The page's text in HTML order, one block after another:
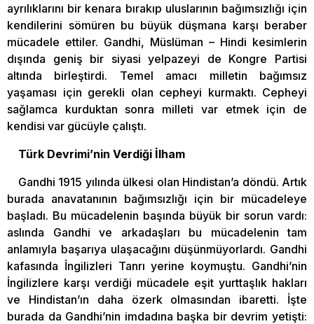
ayrılıklarını bir kenara bırakıp uluslarının bağımsızlığı için
kendilerini sömüren bu büyük düşmana karşı beraber
mücadele ettiler. Gandhi, Müslüman – Hindi kesimlerin
dışında geniş bir siyasi yelpazeyi de Kongre Partisi
altında birleştirdi. Temel amacı milletin bağımsız
yaşaması için gerekli olan cepheyi kurmaktı. Cepheyi
sağlamca kurduktan sonra milleti var etmek için de
kendisi var gücüyle çalıştı.
Türk Devrimi’nin Verdiği İlham
Gandhi 1915 yılında ülkesi olan Hindistan’a döndü. Artık
burada anavatanının bağımsızlığı için bir mücadeleye
başladı. Bu mücadelenin başında büyük bir sorun vardı:
aslında Gandhi ve arkadaşları bu mücadelenin tam
anlamıyla başarıya ulaşacağını düşünmüyorlardı. Gandhi
kafasında İngilizleri Tanrı yerine koymuştu. Gandhi’nin
İngilizlere karşı verdiği mücadele eşit yurttaşlık hakları
ve Hindistan’ın daha özerk olmasından ibaretti. İşte
burada da Gandhi’nin imdadına başka bir devrim yetişti: